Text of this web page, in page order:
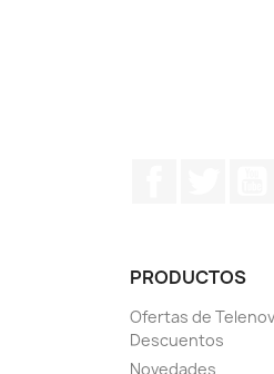
PRODUCTOS
Ofertas de
Descuentos
Novedades